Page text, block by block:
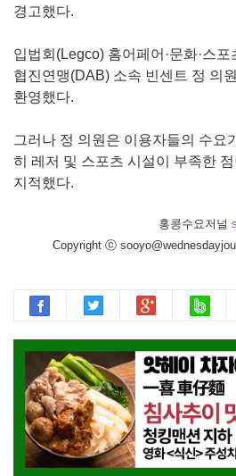
경고했다.
입법회(Legco) 홈어페어·문화·스
협진연맹(DAB) 소속 빈센트 정 의
환영했다.
그러나 정 의원은 이용자들의 수요
히 레저 및 스포츠 시설이 부족한
지적했다.
홍콩수요저널
Copyright ⓒ